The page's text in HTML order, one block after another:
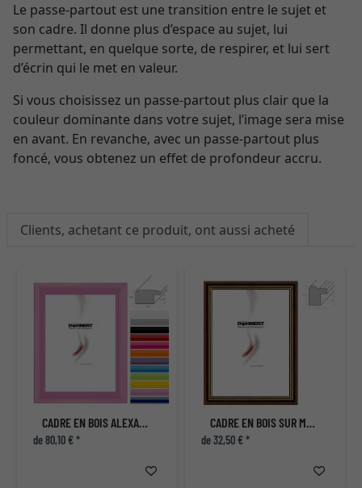
Le passe-partout est une transition entre le sujet et
son cadre. Il donne plus d’espace au sujet, lui
permettant, en quelque sorte, de respirer, et lui sert
d’écrin qui le met en valeur.
Si vous choisissez un passe-partout plus clair que la
couleur dominante dans votre sujet, l’image sera mise
en avant. En revanche, avec un passe-partout plus
foncé, vous obtenez un effet de profondeur accru.
Clients, achetant ce produit, ont aussi acheté
CADRE EN BOIS ALEXANDRA
de 80,10 € *
CADRE EN BOIS SUR MESURE BARONS COURT
de 32,50 € *